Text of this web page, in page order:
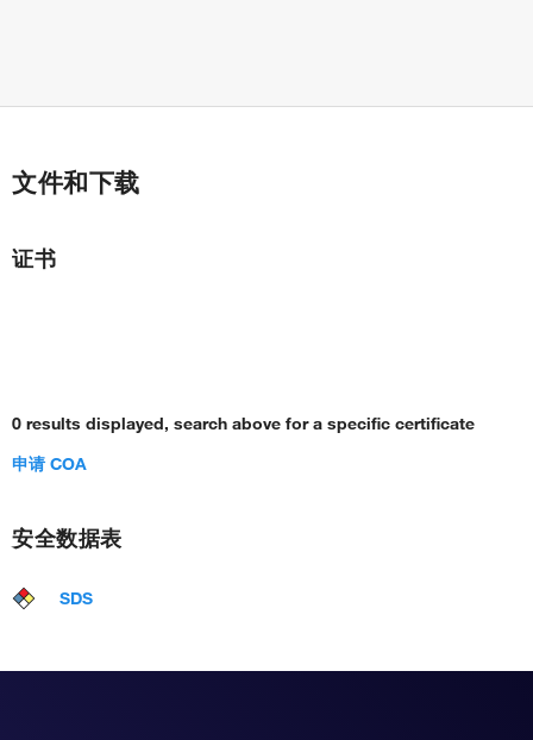
文件和下载
证书
0 results displayed, search above for a specific certificate
申请 COA
安全数据表
SDS